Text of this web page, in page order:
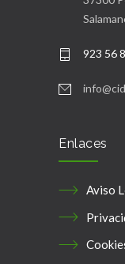
923 56
Enlaces
Aviso